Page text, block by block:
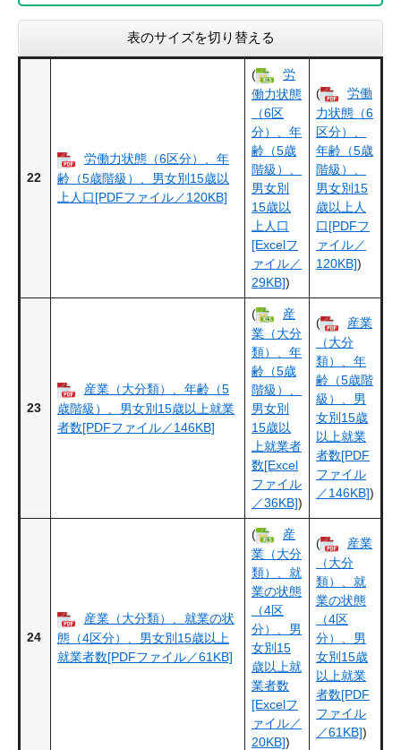
表のサイズを切り替える
22
労働力状態（6区分）、年
齢（5歳階級）、男女別15歳以
上人口[PDFファイル／120KB]
(
労
働力状態
（6区
分）、年
齢（5歳
階級）、
男女別
15歳以
上人口
[Excelフ
ァイル／
29KB])
(
労働
力状態（6
区分）、
年齢（5歳
階級）、
男女別15
歳以上人
口[PDFフ
ァイル／
120KB])
23
産業（大分類）、年齢（5
歳階級）、男女別15歳以上就業
者数[PDFファイル／146KB]
(
産
業（大分
類）、年
齢（5歳
階級）、
男女別
15歳以
上就業者
数[Excel
ファイル
／36KB])
(
産業
（大分
類）、年
齢（5歳階
級）、男
女別15歳
以上就業
者数[PDF
ファイル
／146KB])
24
産業（大分類）、就業の状
態（4区分）、男女別15歳以上
就業者数[PDFファイル／61KB]
(
産
業（大分
類）、就
業の状態
（4区
分）、男
女別15
歳以上就
業者数
[Excelフ
ァイル／
20KB])
(
産業
（大分
類）、就
業の状態
（4区
分）、男
女別15歳
以上就業
者数[PDF
ファイル
／61KB])